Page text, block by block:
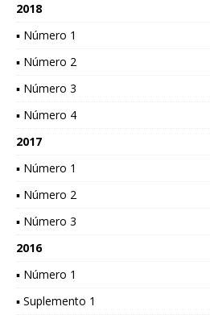
2018
▪ Número 1
▪ Número 2
▪ Número 3
▪ Número 4
2017
▪ Número 1
▪ Número 2
▪ Número 3
2016
▪ Número 1
▪ Suplemento 1